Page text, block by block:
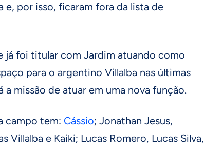
e, por isso, ficaram fora da lista de
já foi titular com Jardim atuando como
para o argentino Villalba nas últimas
a missão de atuar em uma nova função.
campo tem: Cássio; Jonathan Jesus,
Villalba e Kaiki; Lucas Romero, Lucas Silva,